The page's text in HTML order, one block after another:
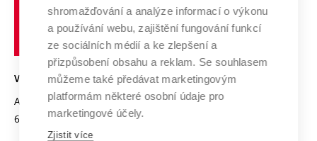
Transfer znalostí
Open Science
Projekty
Projekty ze strukturálních fondů
Specifický výzkum
Služby univerzity
Mezinárodní dohody
Univerzitní sítě
Udržitelná univerzita
Podnikavá univerzita / ContriBUTe
Bezpečná univerzita
Vyznamenání
Organizační struktura
učení
technické
VYSOKÉ UČENÍ TECHNICKÉ V BRNĚ
Antonínská 548/1
602 00 Brno
www.vut.cz
vut@vutbr.cz
shromažďování a analýze informací o výkonu
a používání webu, zajištění fungování funkcí
ze sociálních médií a ke zlepšení a
přizpůsobení obsahu a reklam. Se souhlasem
můžeme také předávat marketingovým
platformám některé osobní údaje pro
marketingové účely.
Zjistit více